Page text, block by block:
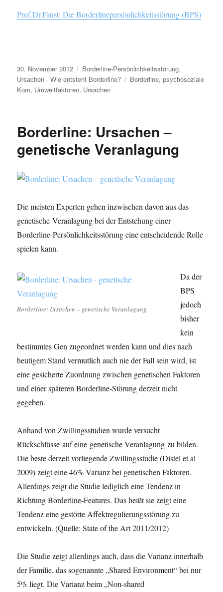
Prof.Dr.Faust: Die Borderlinepersönlichkeitsstörung (BPS)
Veröffentlicht
am
30. November 2012 Kategorien
Borderline-Persönlichkeitsstörung,
Ursachen - Wie entsteht Borderline?
Schlagwörter
Borderline,psychosoziale
Kom, Umweltfaktoren, Ursachen
Borderline: Ursachen –
genetische Veranlagung
Die meisten Experten gehen inzwischen davon aus das
genetische Veranlagung bei der Entstehung einer
Borderline-Persönlichkeitsstörung eine entscheidende Rolle
spielen kann.
Borderline: Ursachen – genetische Veranlagung
Da der
BPS
jedoch
bisher
kein
bestimmtes Gen zugeordnet werden kann und dies nach
heutigem Stand vermutlich auch nie der Fall sein wird, ist
eine gesicherte Zuordnung zwischen genetischen Faktoren
und einer späteren Borderline-Störung derzeit nicht
gegeben.
Anhand von Zwillingsstudien wurde versucht
Rückschlüsse auf eine genetische Veranlagung zu bilden.
Die beste derzeit vorliegende Zwillingsstudie (Distel et al
2009) zeigt eine 46% Varianz bei genetischen Faktoren.
Allerdings zeigt die Studie lediglich eine Tendenz in
Richtung Borderline-Features. Das heißt sie zeigt eine
Tendenz eine gestörte Affektregulierungsstörung zu
entwickeln. (Quelle: State of the Art 2011/2012)
Die Studie zeigt allerdings auch, dass die Varianz innerhalb
der Familie, das sogenannte „Shared Environment“ bei nur
5% liegt. Die Varianz beim „Non-shared